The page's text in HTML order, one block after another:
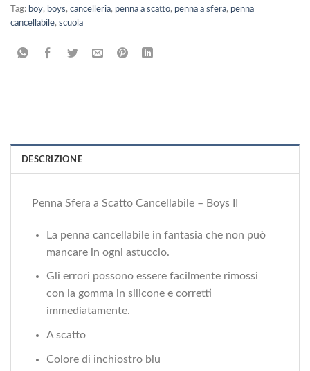
Tag: boy, boys, cancelleria, penna a scatto, penna a sfera, penna
cancellabile, scuola
DESCRIZIONE
Penna Sfera a Scatto Cancellabile – Boys II
La penna cancellabile in fantasia che non può
mancare in ogni astuccio.
Gli errori possono essere facilmente rimossi
con la gomma in silicone e corretti
immediatamente.
A scatto
Colore di inchiostro blu